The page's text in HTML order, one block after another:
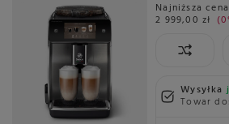
Najniższa
2 999,00 zł
Wysyłka
Towar